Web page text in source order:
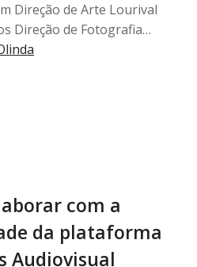
Direção de Arte Lourival
Direção de Fotografia…
com a
da plataforma
Audiovisual